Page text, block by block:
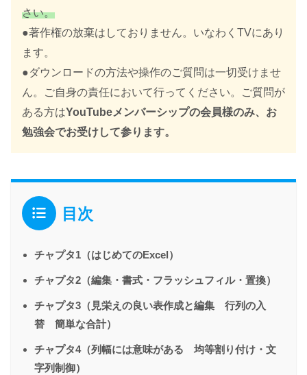
さい。
●著作権の放棄はしておりません。いなわくTVにあり
ます。
●ダウンロードの方法や操作のご質問は一切受けませ
ん。ご自身の責任において行ってください。ご質問が
ある方はYouTubeメンバーシップの会員様のみ、お
勉強会でお受けして参ります。
目次
チャプタ1（はじめてのExcel）
チャプタ2（編集・書式・フラッシュフィル・置換）
チャプタ3（見栄えの良い表作成と編集 行列の入
替 簡単な合計）
チャプタ4（列幅には意味がある 均等割り付け・文
字列制御）